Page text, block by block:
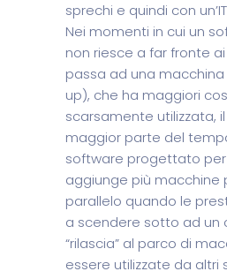
sprechi e quindi con
Nei momenti in cui un
non riesce a far fronte
passa ad una
up), che ha maggiori
scarsamente utilizzata,
maggior parte del
software progettato per
aggiunge più macchine
parallelo quando le
a scendere sotto ad un
“rilascia” al parco di
essere utilizzate da altri